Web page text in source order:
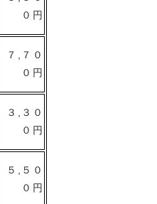
０円
７,７０
０円
３,３０
０円
５,５０
０円